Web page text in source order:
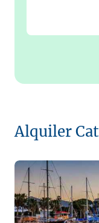
Alquiler